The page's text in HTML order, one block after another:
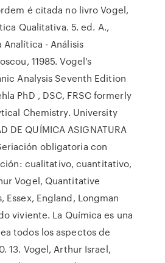
é citada no livro Vogel,
Qualitativa. 5. ed. A.,
- Análisis
11985. Vogel's
Analysis Seventh Edition
PhD , DSC, FRSC formerly
Chemistry. University
DE QUÍMICA ASIGNATURA
obligatoria con
cualitativo, cuantitativo,
Vogel, Quantitative
Essex, England, Longman
viviente. La Química es una
todos los aspectos de
13. Vogel, Arthur Israel,